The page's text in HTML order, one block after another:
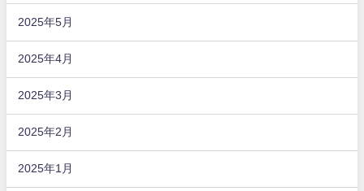
2025年5月
2025年4月
2025年3月
2025年2月
2025年1月